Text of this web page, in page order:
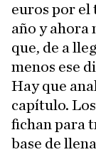
euros por el
año y ahora
que, de a
menos ese
Hay que
capítulo.
fichan para
base de